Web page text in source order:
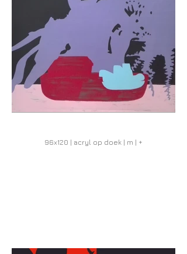
96x120 | acryl op doek | m | +